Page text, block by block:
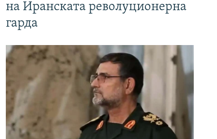
на Иранската револуционерна
гарда